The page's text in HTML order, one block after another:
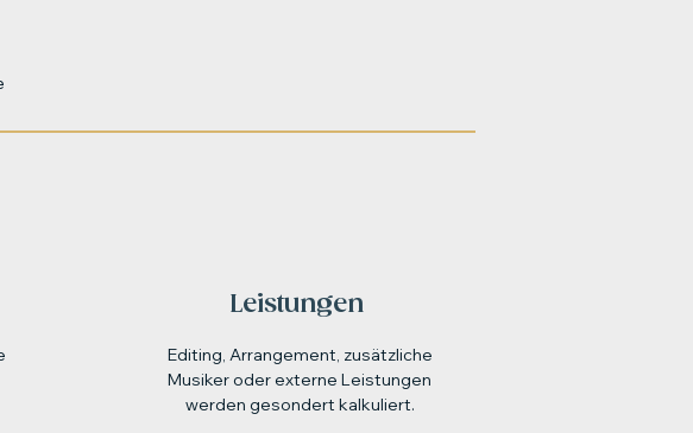
Leistungen
Editing, Arrangement, zusätzliche
Musiker oder externe Leistungen
werden gesondert kalkuliert.